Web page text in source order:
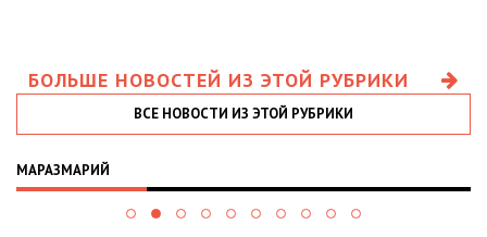
БОЛЬШЕ НОВОСТЕЙ ИЗ ЭТОЙ РУБРИКИ
ВСЕ НОВОСТИ ИЗ ЭТОЙ РУБРИКИ
МАРАЗМАРИЙ